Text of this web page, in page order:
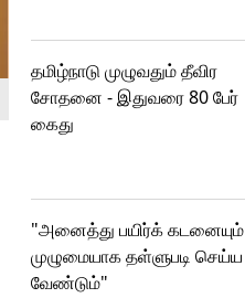
தமிழ்நாடு முழுவதும் தீவிர
சோதனை - இதுவரை 80 பேர்
கைது
"அனைத்து பயிர்க் கடனையும்
முழுமையாக தள்ளுபடி செய்ய
வேண்டும்"